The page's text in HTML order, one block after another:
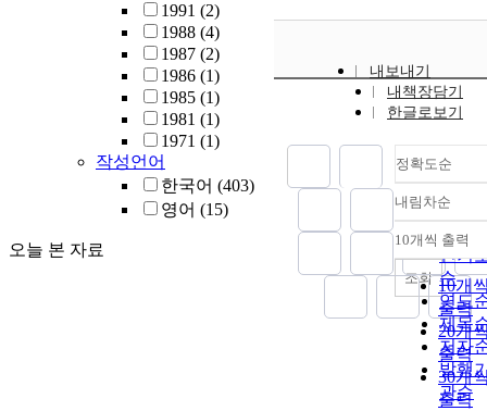
1991 (2)
1988 (4)
1987 (2)
1986 (1)
1985 (1)
1981 (1)
1971 (1)
작성언어
한국어 (403)
영어 (15)
오늘 본 자료
내보내기
내책장담기
한글로보기
정확도순
정확
순
인기
순
연도
제목
저자
발행
관순
내림차순
내림
10개씩 출력
10개
출력
20개
출력
30개
출력
조회